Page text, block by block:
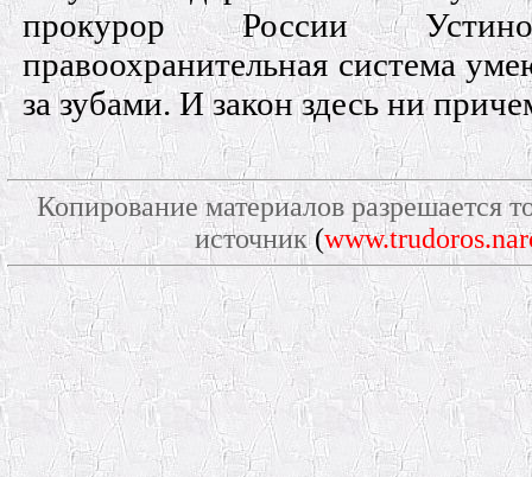
прокурор России
правоохранительная система
за зубами. И закон здесь ни
Копирование материалов разрешается
источник(